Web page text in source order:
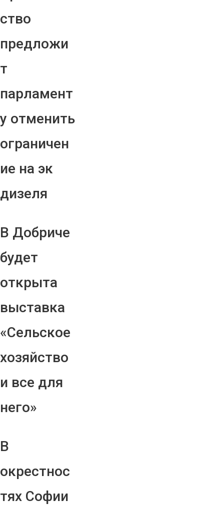
ство
предложи
т
парламент
у отменить
ограничен
ие на эк
дизеля
В Добриче
будет
открыта
выставка
«Сельское
хозяйство
и все для
него»
В
окрестнос
тях Софии